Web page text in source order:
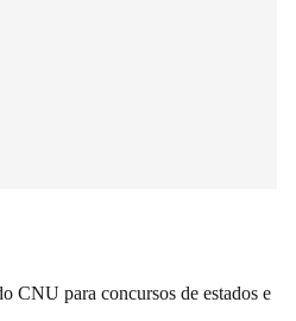
CNU para concursos de estados e